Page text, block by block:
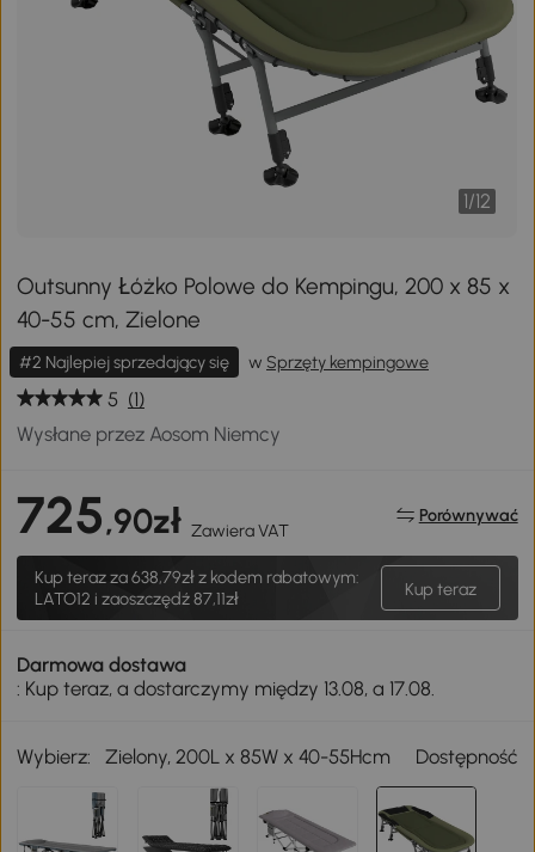
1/12
Outsunny Łóżko Polowe do Kempingu, 200 x 85 x
40-55 cm, Zielone
#2 Najlepiej sprzedający się w Sprzęty kempingowe
5 (1)
Wysłane przez Aosom Niemcy
725,90zł Zawiera VAT
Porównywać
Kup teraz za638,79złz kodem rabatowym:
LATO12 i zaoszczędź 87,11zł
Kup teraz
Darmowa dostawa
: Kup teraz, a dostarczymy między 13.08, a 17.08.
Wybierz: Zielony, 200L x 85W x 40-55Hcm Dostępność